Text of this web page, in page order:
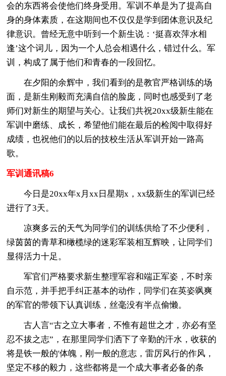
会的东西将会使他们终身受用。军训不单是为了提高自
身的身体素质，在这期间也不仅仅是学到团体意识及纪
律意识。曾经无意中听到一个新生说：‘挺喜欢萍水相
逢’这个词儿，因为一个人总会相遇什么，错过什么。军
训，构成了属于他们和青春的一段回忆。
在夕阳的余辉中，我们看到的是教官严格训练的场
面，是新生刚毅而充满自信的脸庞，同时也感受到了老
师们对新生的期望与关心。让我们共祝20xx级新生能在
军训中磨练、成长，希望他们能在最后的检阅中取得好
成绩，也祝他们的以后的技校生活从军训开始一路高
歌。
军训通讯稿6
今日是20xx年x月xx日星期x，xx级新生的军训已经
进行了3天。
凉爽多云的天气为同学们的训练供给了不少便利，
绿茵茵的青草和橄榄绿的迷彩军装相互辉映，让同学们
显得活力十足。
军官们严格要求新生整理军容和端正军姿，不时亲
自示范，并手把手纠正基本的动作，同学们在英姿飒爽
的军官的带领下认真训练，丝毫没有半点偷懒。
古人言“古之立大事者，不惟有超世之才，亦必有坚
忍不拔之志”，在那里同学们洒下了辛勤的汗水，收获的
将是铁一般的'体魄，刚一般的意志，雷厉风行的作风，
坚定不移的毅力，这些都将是一个成大事者必备的条